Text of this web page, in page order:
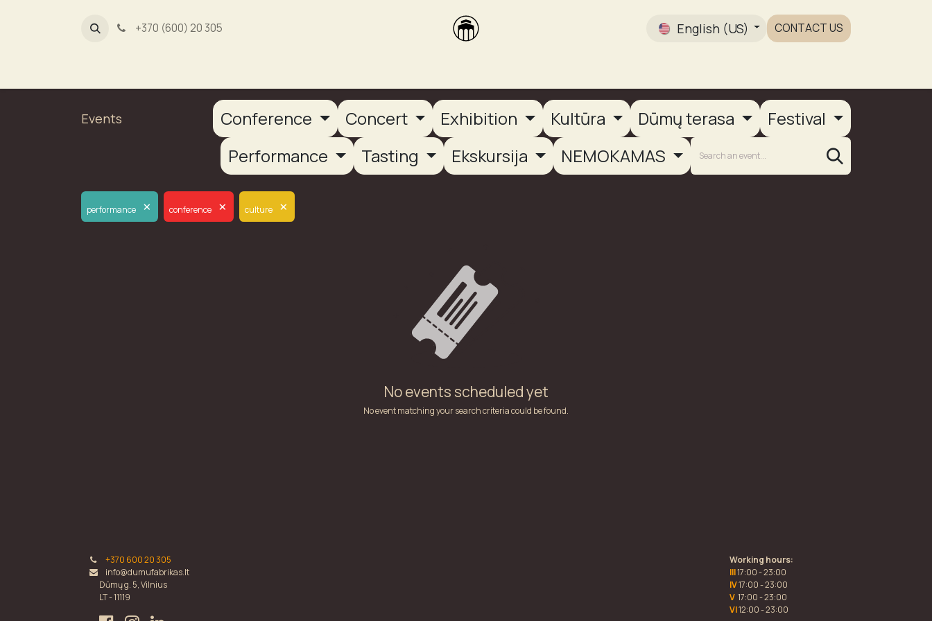
+370 (600) 20 305 English (US) CONTACT US
Events Conference Concert Exhibition Kultūra Dūmų terasa
Festival
Performance
Tasting Ekskursija NEMOKAMAS
performance × conference × culture ×
No events scheduled yet
No event matching your search criteria could be found.
+370 600 20 305
info@dumufabrikas.lt
Dūmų g. 5, Vilnius
LT - 11119
Working hours:
III17:00 - 23:00
IV17:00 - 23:00
V 17:00 - 23:00
VI12:00 - 23:00